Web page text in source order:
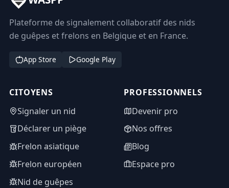
Plateforme de signalement collaboratif des nids
de guêpes et frelons en Belgique et en France.
App Store Google Play
CITOYENS
Signaler un nid
Déclarer un piège
Frelon asiatique
Frelon européen
Nid de guêpes
PROFESSIONNELS
Devenir pro
Nos offres
Blog
Espace pro